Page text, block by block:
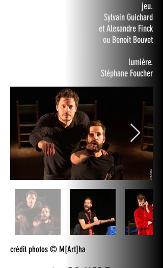
jeu.
Sylvain Guichard
et Alexandre Finck
ou Benoît Bouvet
lumière.
Stéphane Foucher
crédit photos © M[Art]ha